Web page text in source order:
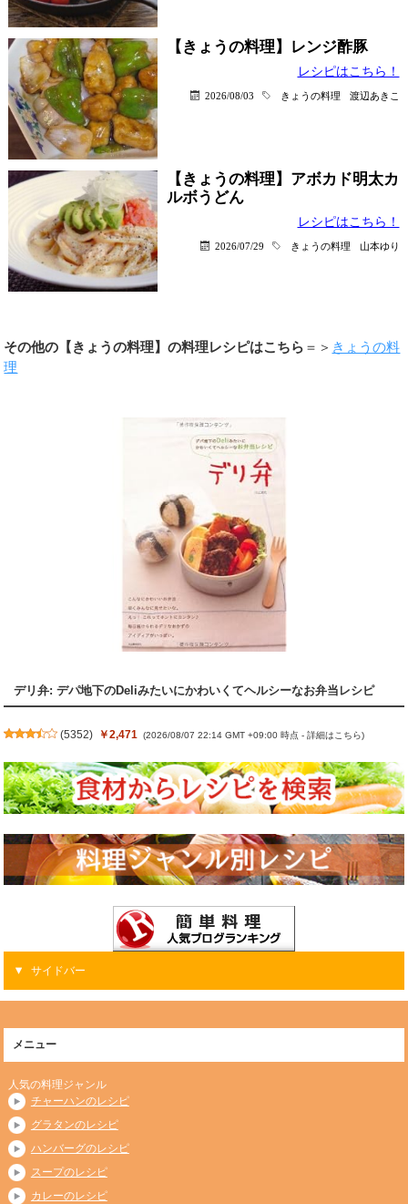
【きょうの料理】レンジ酢豚
レシピはこちら！
2026/08/03 きょうの料理 渡辺あきこ
【きょうの料理】アボカド明太カ
ルボうどん
レシピはこちら！
2026/07/29 きょうの料理 山本ゆり
その他の【きょうの料理】の料理レシピはこちら ＝＞ きょうの料
理
デリ弁: デパ地下のDeliみたいにかわいくてヘルシーなお弁当レシピ
(5352) ￥2,471 (2026/08/07 22:14 GMT +09:00 時点 -詳細はこちら)
サイドバー
メニュー
人気の料理ジャンル
チャーハンのレシピ
グラタンのレシピ
ハンバーグのレシピ
スープのレシピ
カレーのレシピ